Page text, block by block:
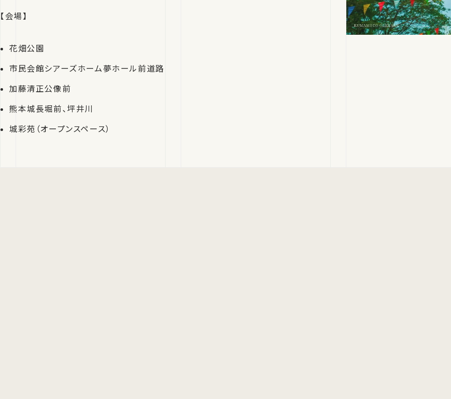
【会場】
花畑公園
市民会館シアーズホーム夢ホール前道路
加藤清正公像前
熊本城長堀前、坪井川
城彩苑（オープンスペース）